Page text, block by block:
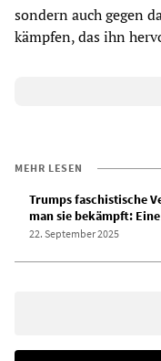
sondern auch gegen
kämpfen, das ihn
MEHR LESEN
Trumps faschistische
man sie bekämpft:
22. September 2025